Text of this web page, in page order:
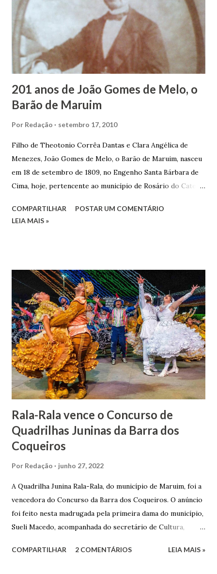
panificação. “Ao contrário de muitos, que renegam suas
raízes e procuram obscurecer seu passado, orgulhava-se
em defender o pão como garçon, tendo incontáveis vezes
que trabalhar copiosamente fora de seu horário normal em
trocas de gorjetas que c...
201 anos de João Gomes de Melo, o
Barão de Maruim
Por Redação setembro 17, 2010
Filho de Theotonio Corrêa Dantas e Clara Angélica de
Menezes, João Gomes de Melo, o Barão de Maruim, nasceu
em 18 de setembro de 1809, no Engenho Santa Bárbara de
Cima, hoje, pertencente ao município de Rosário do Catete.
José de Faro Leitão, porém o casamento acabou com o
indiciamento para apropriar-se da volumosa herança. Em
1862, transferiu-se para o Rio de Janeiro e casou-se com
uma irmã do Visconde de Uruguai. O Barão de Maruim
apresentou uma grande dedicação à atividade agrícola, que
lhe proporcionou uma grande reserva financeira. João
Gomes de Melo mandou construir a Igreja Matriz de Nosso
Senhor Bom Jesus dos Passos, que foi inaugurada em 1862 e
doada ao vigário Pe. José Joaquim de Vasconcelos. A Igreja
Matriz...
COMPARTILHAR
POSTAR UM COMENTÁRIO
LEIA MAIS »
Rala-Rala vence o Concurso de
Quadrilhas Juninas da Barra dos
Coqueiros
Por Redação junho 27, 2022
A Quadrilha Junina Rala-Rala, do município de Maruim, foi a
vencedora do Concurso da Barra dos Coqueiros. O anúncio
foi feito nesta madrugada pela primeira dama do município,
Sueli Macedo, acompanhada do secretário de Cultura,
Roberto Fernandes dos Santos Júnior, e na presença dos
COMPARTILHAR 2 COMENTÁRIOS LEIA MAIS »